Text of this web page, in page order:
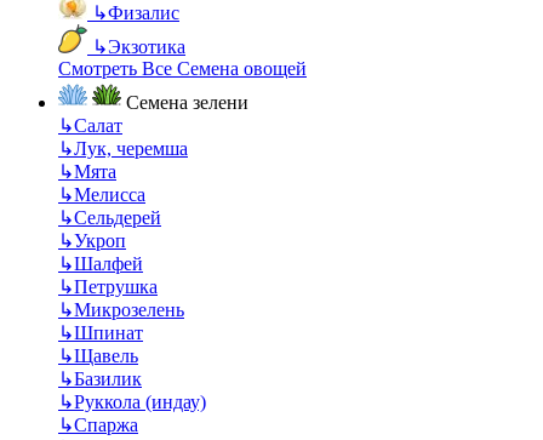
↳Физалис
↳Экзотика
Смотреть Все Семена овощей
Семена зелени
↳Салат
↳Лук, черемша
↳Мята
↳Мелисса
↳Сельдерей
↳Укроп
↳Шалфей
↳Петрушка
↳Микрозелень
↳Шпинат
↳Щавель
↳Базилик
↳Руккола (индау)
↳Спаржа